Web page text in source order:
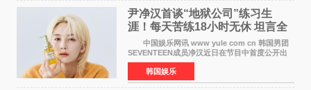
尹净汉首谈“地狱公司”练习生
涯！每天苦练18小时无休 坦言全
靠成员撑过来
中国娱乐网讯 www yule com cn 韩国男团
SEVENTEEN成员净汉近日在节目中首度公开出
道前的残酷练习生经历，并提及经纪公司Pledis
娱乐，引发广泛关注。 在8月2日播出的日本
TBS综艺节目《周
韩国娱乐